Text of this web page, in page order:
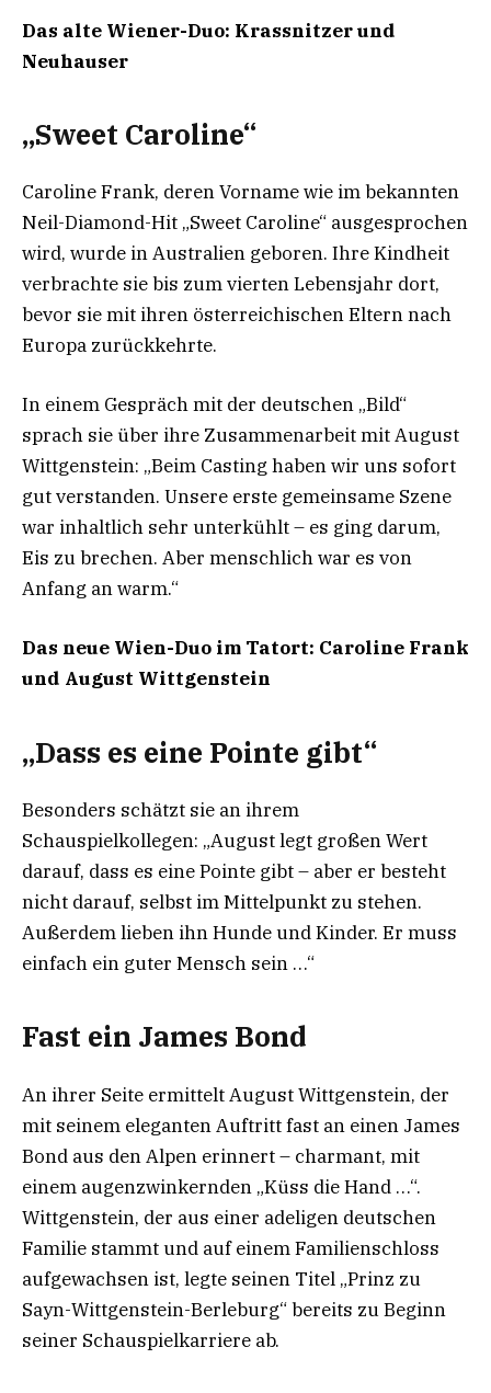
Das alte Wiener-Duo: Krassnitzer und
Neuhauser
„Sweet Caroline“
Caroline Frank, deren Vorname wie im bekannten
Neil-Diamond-Hit „Sweet Caroline“ ausgesprochen
wird, wurde in Australien geboren. Ihre Kindheit
verbrachte sie bis zum vierten Lebensjahr dort,
bevor sie mit ihren österreichischen Eltern nach
Europa zurückkehrte.
In einem Gespräch mit der deutschen „Bild“
sprach sie über ihre Zusammenarbeit mit August
Wittgenstein: „Beim Casting haben wir uns sofort
gut verstanden. Unsere erste gemeinsame Szene
war inhaltlich sehr unterkühlt – es ging darum,
Eis zu brechen. Aber menschlich war es von
Anfang an warm.“
Das neue Wien-Duo im Tatort: Caroline Frank
und August Wittgenstein
„Dass es eine Pointe gibt“
Besonders schätzt sie an ihrem
Schauspielkollegen: „August legt großen Wert
darauf, dass es eine Pointe gibt – aber er besteht
nicht darauf, selbst im Mittelpunkt zu stehen.
Außerdem lieben ihn Hunde und Kinder. Er muss
einfach ein guter Mensch sein …“
Fast ein James Bond
An ihrer Seite ermittelt August Wittgenstein, der
mit seinem eleganten Auftritt fast an einen James
Bond aus den Alpen erinnert – charmant, mit
einem augenzwinkernden „Küss die Hand …“.
Wittgenstein, der aus einer adeligen deutschen
Familie stammt und auf einem Familienschloss
aufgewachsen ist, legte seinen Titel „Prinz zu
Sayn-Wittgenstein-Berleburg“ bereits zu Beginn
seiner Schauspielkarriere ab.